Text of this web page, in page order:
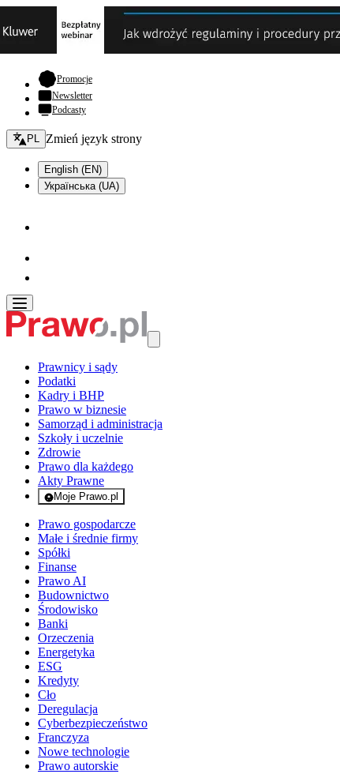
Promocje- otwiera się w nowej karcie
Newsletter
Podcasty
Zmień język - bieżący:
PL Zmień język strony
English (EN)
Українська (UA)
Prawnicy i sądy
Podatki
Kadry i BHP
Prawo w biznesie
Samorząd i administracja
Szkoły i uczelnie
Zdrowie
Prawo dla każdego
Akty Prawne
Moje Prawo.pl
- rejestracja i logowanie do serwisu
Prawo gospodarcze
Małe i średnie firmy
Spółki
Finanse
Prawo AI
Budownictwo
Środowisko
Banki
Orzeczenia
Energetyka
ESG
Kredyty
Cło
Deregulacja
Cyberbezpieczeństwo
Franczyza
Nowe technologie
Prawo autorskie